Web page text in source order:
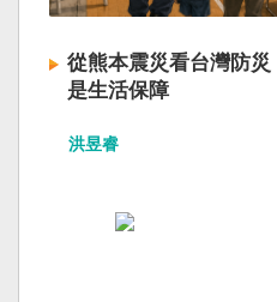
從熊本震災看台灣防
是生活保障
洪昱睿